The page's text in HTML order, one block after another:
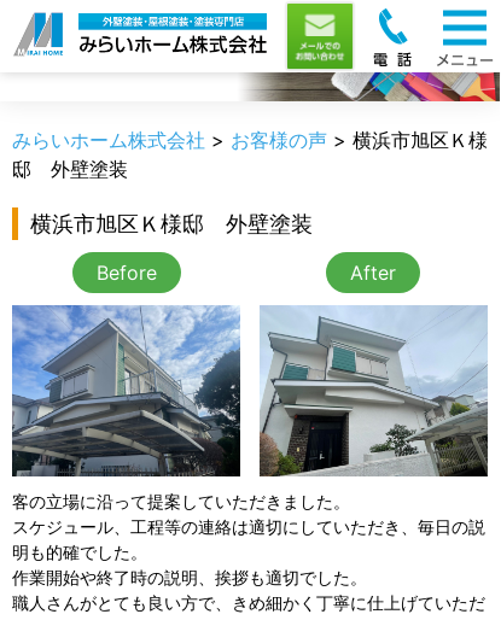
お客様の声
みらいホーム株式会社 > お客様の声 > 横浜市旭区Ｋ様
邸 外壁塗装
横浜市旭区Ｋ様邸 外壁塗装
Before After
客の立場に沿って提案していただきました。
スケジュール、工程等の連絡は適切にしていただき、毎日の説
明も的確でした。
作業開始や終了時の説明、挨拶も適切でした。
職人さんがとても良い方で、きめ細かく丁寧に仕上げていただ